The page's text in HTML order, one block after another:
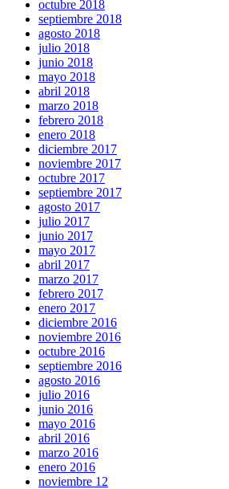
octubre 2018
septiembre 2018
agosto 2018
julio 2018
junio 2018
mayo 2018
abril 2018
marzo 2018
febrero 2018
enero 2018
diciembre 2017
noviembre 2017
octubre 2017
septiembre 2017
agosto 2017
julio 2017
junio 2017
mayo 2017
abril 2017
marzo 2017
febrero 2017
enero 2017
diciembre 2016
noviembre 2016
octubre 2016
septiembre 2016
agosto 2016
julio 2016
junio 2016
mayo 2016
abril 2016
marzo 2016
enero 2016
noviembre 12